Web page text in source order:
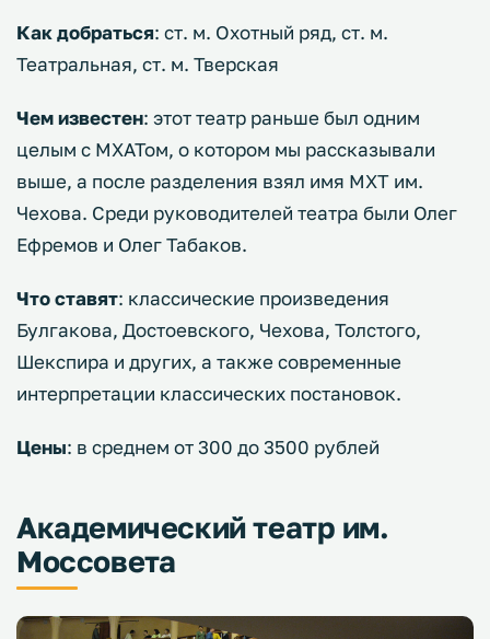
Как добраться: ст. м. Охотный ряд, ст. м.
Театральная, ст. м. Тверская
Чем известен: этот театр раньше был одним
целым с МХАТом, о котором мы рассказывали
выше, а после разделения взял имя МХТ им.
Чехова. Среди руководителей театра были Олег
Ефремов и Олег Табаков.
Что ставят: классические произведения
Булгакова, Достоевского, Чехова, Толстого,
Шекспира и других, а также современные
интерпретации классических постановок.
Цены: в среднем от 300 до 3500 рублей
Академический театр им.
Моссовета